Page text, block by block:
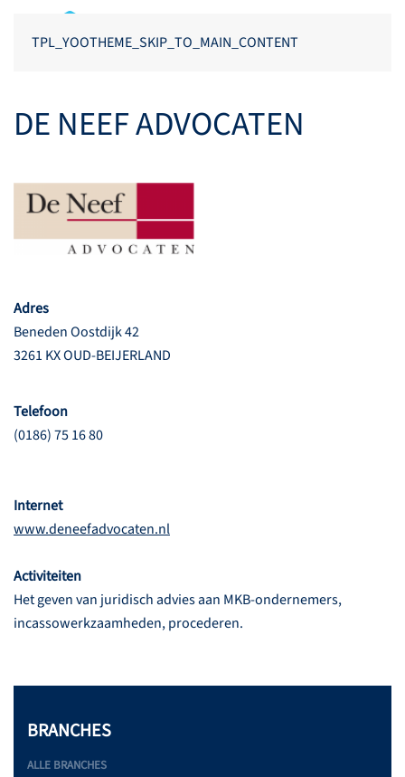
TPL_YOOTHEME_SKIP_TO_MAIN_CONTENT
DE NEEF ADVOCATEN
Adres
Beneden Oostdijk 42
3261 KX OUD-BEIJERLAND
Telefoon
(0186) 75 16 80
Internet
www.deneefadvocaten.nl
Activiteiten
Het geven van juridisch advies aan MKB-ondernemers,
incassowerkzaamheden, procederen.
BRANCHES
ALLE BRANCHES